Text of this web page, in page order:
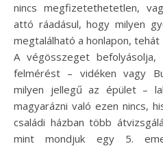
nincs megfizetethetetlen,
attó ráadásul, hogy milyen
megtalálható a honlapon,
A végösszeget
felmérést – vidéken vagy
milyen jellegű az épület –
magyarázni való ezen nincs,
családi házban több
mint mondjuk egy 5.